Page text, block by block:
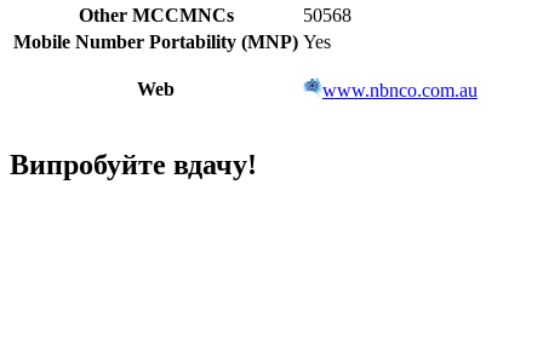
Other MCCMNCs
50568
Mobile Number Portability (MNP) Yes
Web www.nbnco.com.au
Випробуйте вдачу!